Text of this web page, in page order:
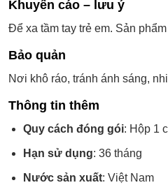
Khuyến cáo – lưu ý
Để xa tầm tay trẻ em. Sản
Bảo quản
Nơi khô ráo, tránh ánh sáng,
Thông tin thêm
Quy cách đóng gói: Hộp 1
Hạn sử dụng: 36 tháng
Nước sản xuất: Việt Nam